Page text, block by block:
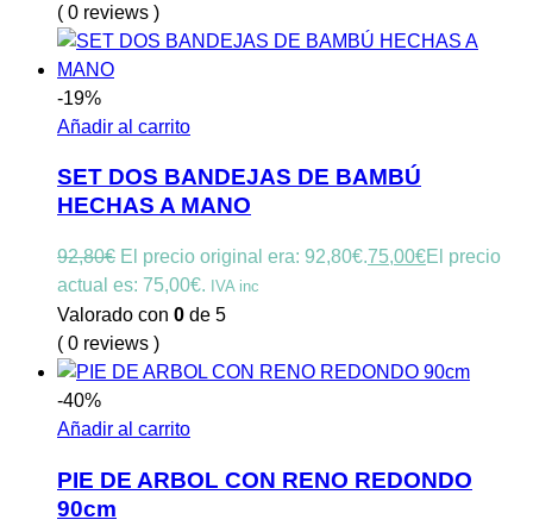
( 0 reviews )
-19%
Añadir al carrito
SET DOS BANDEJAS DE BAMBÚ
HECHAS A MANO
92,80€ El precio original era: 92,80€.75,00€El precio
actual es: 75,00€. IVA inc
Valorado con 0 de 5
( 0 reviews )
-40%
Añadir al carrito
PIE DE ARBOL CON RENO REDONDO
90cm